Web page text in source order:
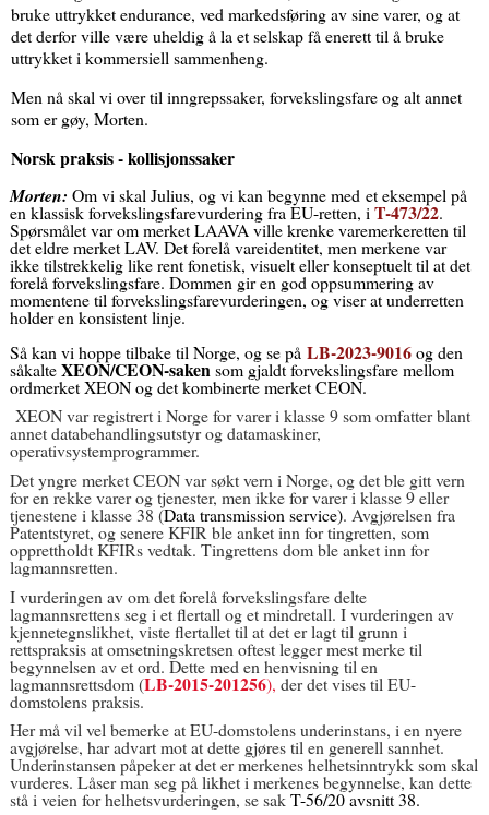
bruke uttrykket endurance, ved markedsføring av sine varer, og at
det derfor ville være uheldig å la et selskap få enerett til å bruke
uttrykket i kommersiell sammenheng.
Men nå skal vi over til inngrepssaker, forvekslingsfare og alt annet
som er gøy, Morten.
Norsk praksis - kollisjonssaker
Morten: Om vi skal Julius, og vi kan begynne med et eksempel på
en klassisk forvekslingsfarevurdering fra EU-retten, i T-473/22.
Spørsmålet var om merket LAAVA ville krenke varemerkeretten til
det eldre merket LAV. Det forelå vareidentitet, men merkene var
ikke tilstrekkelig like rent fonetisk, visuelt eller konseptuelt til at det
forelå forvekslingsfare. Dommen gir en god oppsummering av
momentene til forvekslingsfarevurderingen, og viser at underretten
holder en konsistent linje.
Så kan vi hoppe tilbake til Norge, og se på LB-2023-9016 og den
såkalteXEON/CEON-sakensom gjaldt forvekslingsfare mellom
ordmerket XEON og det kombinerte merket CEON.
XEON var registrert i Norge for varer i klasse 9 som omfatter blant
annet databehandlingsutstyr og datamaskiner,
operativsystemprogrammer.
Det yngre merket CEON var søkt vern i Norge, og det ble gitt vern
for en rekke varer og tjenester, men ikke for varer i klasse 9 eller
tjenestene i klasse 38 (Data transmission service). Avgjørelsen fra
Patentstyret, og senere KFIR ble anket inn for tingretten, som
opprettholdt KFIRs vedtak. Tingrettens dom ble anket inn for
lagmannsretten.
I vurderingen av om det forelå forvekslingsfare delte
lagmannsrettens seg i et flertall og et mindretall. I vurderingen av
kjennetegnslikhet, viste flertallet til at det er lagt til grunn i
rettspraksis at omsetningskretsen oftest legger mest merke til
begynnelsen av et ord. Dette med en henvisning til en
lagmannsrettsdom (LB-2015-201256), der det vises til EU-
domstolens praksis.
Her må vil vel bemerke at EU-domstolens underinstans, i en nyere
avgjørelse, har advart mot at dette gjøres til en generell sannhet.
Underinstansen påpeker at det er merkenes helhetsinntrykk som skal
vurderes. Låser man seg på likhet i merkenes begynnelse, kan dette
stå i veien for helhetsvurderingen, se sakT-56/20 avsnitt 38.